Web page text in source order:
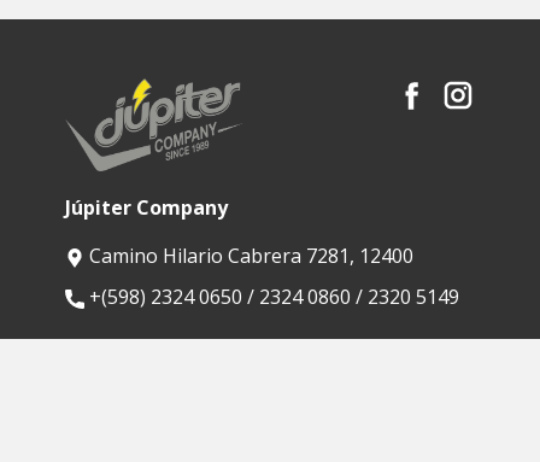
Júpiter Company
Camino Hilario Cabrera 7281, 12400
​+(598) 2324 0650 / 2324 0860 / 2320 5149